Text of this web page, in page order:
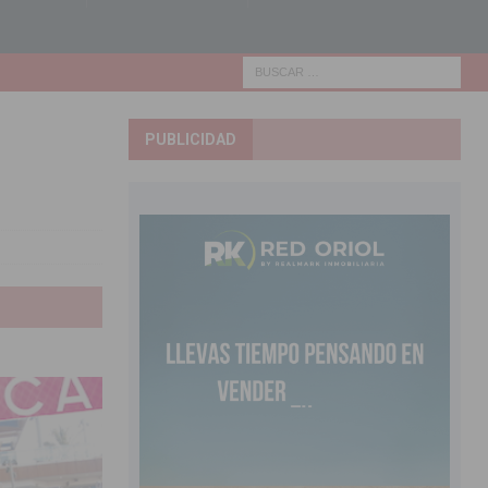
PUBLICIDAD